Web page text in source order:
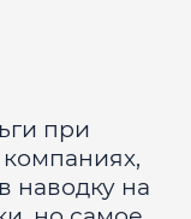
при
наводку на